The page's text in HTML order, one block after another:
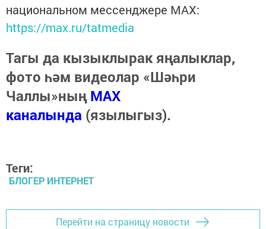
национальном мессенджере MАХ:
https://max.ru/tatmedia
Тагы да кызыклырак яңалыклар,
фото һәм видеолар «Шәһри
Чаллы»ныңMAX
каналында (язылыгыз).
Теги:
БЛОГЕР ИНТЕРНЕТ
Перейти на страницу новости